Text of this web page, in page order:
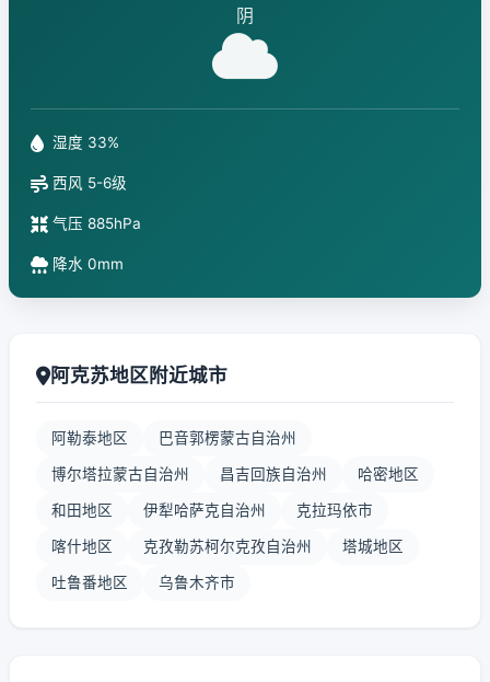
阴
湿度 33%
西风 5-6级
气压 885hPa
降水 0mm
阿克苏地区附近城市
阿勒泰地区 巴音郭楞蒙古自治州
博尔塔拉蒙古自治州 昌吉回族自治州 哈密地区
和田地区 伊犁哈萨克自治州 克拉玛依市
喀什地区 克孜勒苏柯尔克孜自治州 塔城地区
吐鲁番地区 乌鲁木齐市